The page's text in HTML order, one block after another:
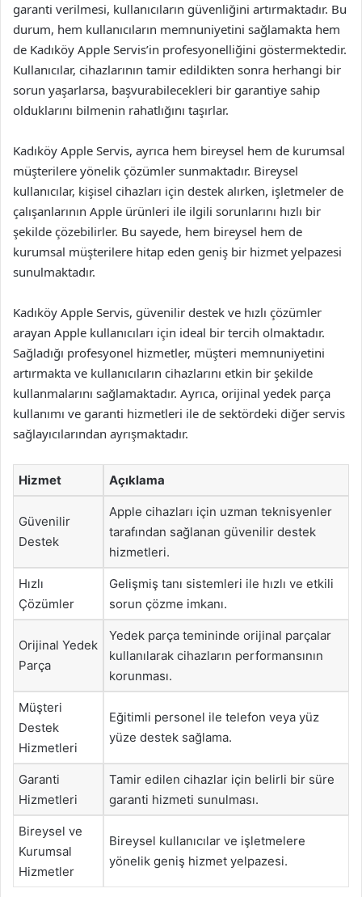
garanti verilmesi, kullanıcıların güvenliğini artırmaktadır. Bu
durum, hem kullanıcıların memnuniyetini sağlamakta hem
de Kadıköy Apple Servis’in profesyonelliğini göstermektedir.
Kullanıcılar, cihazlarının tamir edildikten sonra herhangi bir
sorun yaşarlarsa, başvurabilecekleri bir garantiye sahip
olduklarını bilmenin rahatlığını taşırlar.
Kadıköy Apple Servis, ayrıca hem bireysel hem de kurumsal
müşterilere yönelik çözümler sunmaktadır. Bireysel
kullanıcılar, kişisel cihazları için destek alırken, işletmeler de
çalışanlarının Apple ürünleri ile ilgili sorunlarını hızlı bir
şekilde çözebilirler. Bu sayede, hem bireysel hem de
kurumsal müşterilere hitap eden geniş bir hizmet yelpazesi
sunulmaktadır.
Kadıköy Apple Servis, güvenilir destek ve hızlı çözümler
arayan Apple kullanıcıları için ideal bir tercih olmaktadır.
Sağladığı profesyonel hizmetler, müşteri memnuniyetini
artırmakta ve kullanıcıların cihazlarını etkin bir şekilde
kullanmalarını sağlamaktadır. Ayrıca, orijinal yedek parça
kullanımı ve garanti hizmetleri ile de sektördeki diğer servis
sağlayıcılarından ayrışmaktadır.
Hizmet Açıklama
Güvenilir
Destek
Apple cihazları için uzman teknisyenler
tarafından sağlanan güvenilir destek
hizmetleri.
Hızlı
Çözümler
Gelişmiş tanı sistemleri ile hızlı ve etkili
sorun çözme imkanı.
Orijinal Yedek
Parça
Yedek parça temininde orijinal parçalar
kullanılarak cihazların performansının
korunması.
Müşteri
Destek
Hizmetleri
Eğitimli personel ile telefon veya yüz
yüze destek sağlama.
Garanti
Hizmetleri
Tamir edilen cihazlar için belirli bir süre
garanti hizmeti sunulması.
Bireysel ve
Kurumsal
Hizmetler
Bireysel kullanıcılar ve işletmelere
yönelik geniş hizmet yelpazesi.